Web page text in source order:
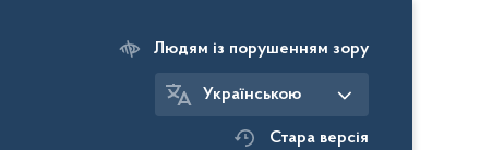
Людям із порушенням зору
Українською
Стара версія